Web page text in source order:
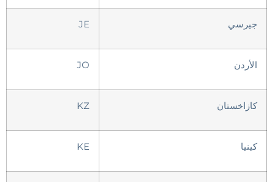
جيرسي JE
الأردن JO
كازاخستان KZ
كينيا KE